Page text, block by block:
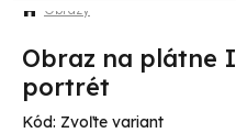
Obrazy
Obraz na plátne
portrét
Kód: Zvoľte variant